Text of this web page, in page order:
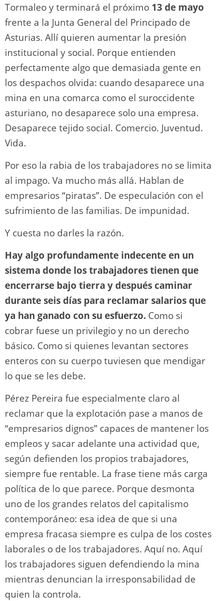
Tormaleo y terminará el próximo 13 de mayo
frente a la Junta General del Principado de
Asturias. Allí quieren aumentar la presión
institucional y social. Porque entienden
perfectamente algo que demasiada gente en
los despachos olvida: cuando desaparece una
mina en una comarca como el suroccidente
asturiano, no desaparece solo una empresa.
Desaparece tejido social. Comercio. Juventud.
Vida.
Por eso la rabia de los trabajadores no se limita
al impago. Va mucho más allá. Hablan de
empresarios “piratas”. De especulación con el
sufrimiento de las familias. De impunidad.
Y cuesta no darles la razón.
Hay algo profundamente indecente en un
sistema donde los trabajadores tienen que
encerrarse bajo tierra y después caminar
durante seis días para reclamar salarios que
ya han ganado con su esfuerzo. Como si
cobrar fuese un privilegio y no un derecho
básico. Como si quienes levantan sectores
enteros con su cuerpo tuviesen que mendigar
lo que se les debe.
Pérez Pereira fue especialmente claro al
reclamar que la explotación pase a manos de
“empresarios dignos” capaces de mantener los
empleos y sacar adelante una actividad que,
según defienden los propios trabajadores,
siempre fue rentable. La frase tiene más carga
política de lo que parece. Porque desmonta
uno de los grandes relatos del capitalismo
contemporáneo: esa idea de que si una
empresa fracasa siempre es culpa de los costes
laborales o de los trabajadores. Aquí no. Aquí
los trabajadores siguen defendiendo la mina
mientras denuncian la irresponsabilidad de
quien la controla.